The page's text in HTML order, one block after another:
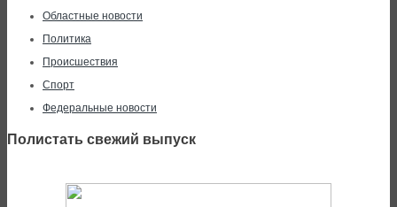
Областные новости
Политика
Происшествия
Спорт
Федеральные новости
Полистать свежий выпуск